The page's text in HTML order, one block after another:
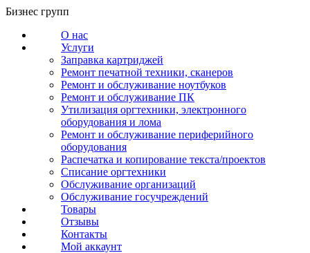
Перейти
содержанию
Бизнес групп
О нас
Услуги
Заправка картриджей
Ремонт печатной техники, сканеров
Ремонт и обслуживание ноутбуков
Ремонт и обслуживание ПК
Утилизация оргтехники, электронного
оборудования и лома
Ремонт и обслуживание периферийного
оборудования
Распечатка и копирование текста/проектов
Списание оргтехники
Обслуживание организаций
Обслуживание госучреждений
Товары
Отзывы
Контакты
Мой аккаунт